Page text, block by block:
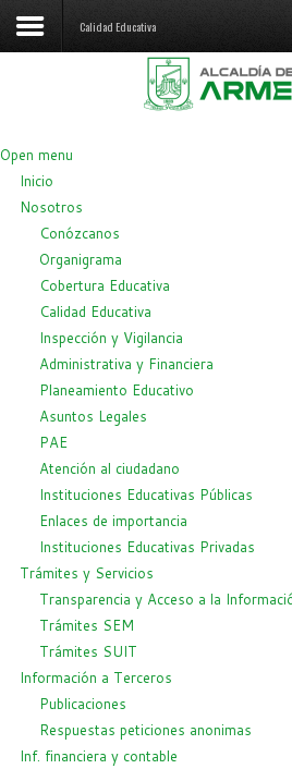
Calidad Educativa
Open menu
Inicio
Nosotros
Conózcanos
Organigrama
Cobertura Educativa
Calidad Educativa
Inspección y Vigilancia
Administrativa y Financiera
Planeamiento Educativo
Asuntos Legales
PAE
Atención al ciudadano
Instituciones Educativas Públicas
Enlaces de importancia
Instituciones Educativas Privadas
Trámites y Servicios
Transparencia y Acceso a la
Trámites SEM
Trámites SUIT
Información a Terceros
Publicaciones
Respuestas peticiones anonimas
Inf. financiera y contable